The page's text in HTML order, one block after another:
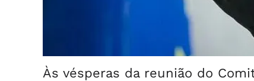
Às vésperas da reunião do